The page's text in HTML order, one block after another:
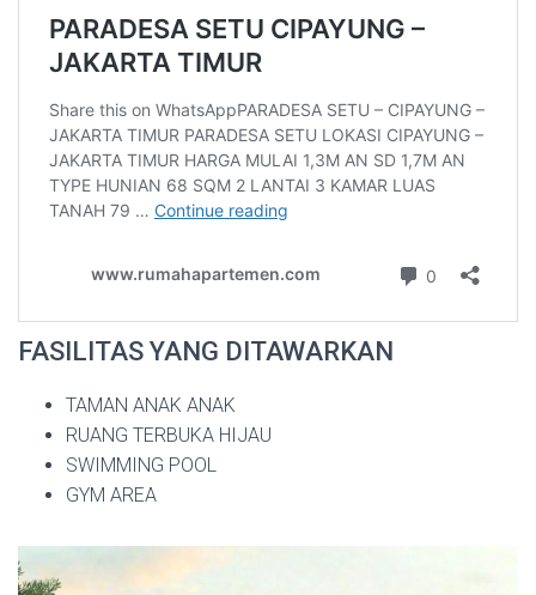
FASILITAS YANG DITAWARKAN
TAMAN ANAK ANAK
RUANG TERBUKA HIJAU
SWIMMING POOL
GYM AREA